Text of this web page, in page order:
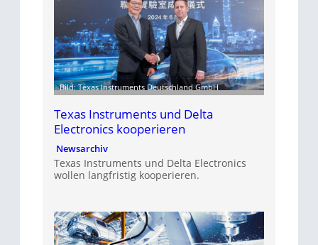
Bild: Texas Instruments Deutschland GmbH
Texas Instruments und Delta
Electronics kooperieren
Newsarchiv
Texas Instruments und Delta Electronics
wollen langfristig kooperieren.